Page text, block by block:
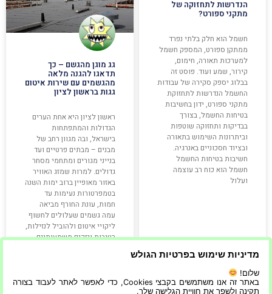
הנדרשות לתחזוקה של
מתקני ספורט?
חשמל הוא חלק בלתי נפרד
ממתקן ספורט, המספק חשמל
למערכות תאורה, חימום,
קירור, שמע ועוד. פוסט זה
בבלוג יספק סקירה של עבודות
החשמל הנדרשות לתחזוקת
מתקני ספורט, ידון בחשיבות
בטיחות החשמל, בצורך
בבדיקות ותחזוקה שוטפות
וביתרונות השימוש בתאורה
ובציוד חסכוניים באנרגיה.
חשיבות בטיחות החשמל
חשמל הוא כוח רב עוצמה
ועלול
קרא עוד »
גג מוגן מהגשם – כך
תדאגו להגנה מלאה
מהגשמים עם שירות איטום
גגות בראשון לציון
ראשון לציון היא אחת הערים
הגדולות והמתפתחות
בישראל, ובה מגוון רחב של
מבנים – מבתים פרטיים ועד
בנייני מגורים ומתחמי מסחר
גדולים. למרות שמזג האוויר
באזור מאופיין ברוב ימות השנה
בטמפרטורות נעימות עד
חמות, עונת החורף מביאה
עמה גשמים שעלולים לחשוף
ליקויי איטום ולהוביל לנזילות,
רטיבות ונזקים משמעותיים
קרא עוד »
מדיניות שימוש בפרטיות הגולש
שלום!
באתר זה אנו משתמשים בקבצי Cookies, כדי לאפשר לאתר לעבוד בצורה
תקינה ולשפר את חוויית הגלישה שלך.